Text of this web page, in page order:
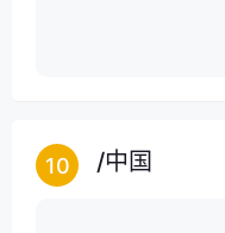
10 /中国